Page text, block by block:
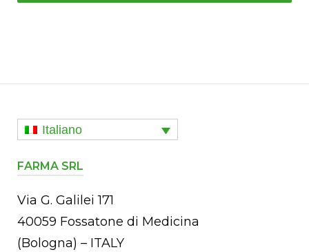
Italiano
FARMA SRL
Via G. Galilei 171
40059 Fossatone di Medicina
(Bologna) – ITALY